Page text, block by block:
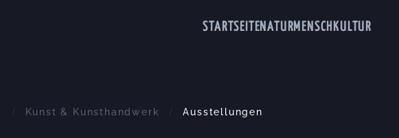
STARTSEITENATURMENSCH KULTUR
Kunst & Kunsthandwerk Ausstellungen